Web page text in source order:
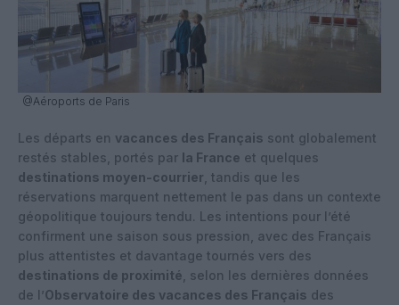
@Aéroports de Paris
Les départs en vacances des Français sont globalement
restés stables, portés par la France et quelques
destinations moyen-courrier , tandis que les
réservations marquent nettement le pas dans un contexte
géopolitique toujours tendu. Les intentions pour l’été
confirment une saison sous pression, avec des Français
plus attentistes et davantage tournés vers des
destinations de proximité , selon les dernières données
de l’Observatoire des vacances des Français des